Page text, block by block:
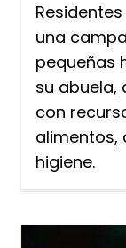
una
pequeñas
su abuela,
con
alimentos,
higiene.